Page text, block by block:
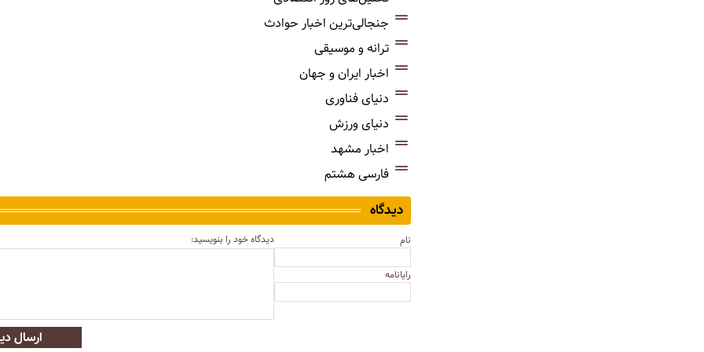
جنجالی‌ترین اخبار حوادث
ترانه و موسیقی
اخبار ایران و جهان
دنیای فناوری
دنیای ورزش
اخبار مشهد
فارسی هشتم
دیدگاه
نام
رایانامه
دیدگاه خود را بنویسید:
ارسال